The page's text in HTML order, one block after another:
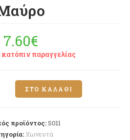
7.60€
κατόπιν παραγγελίας
ΣΤΟ ΚΑΛΆΘΙ
προϊόντος:S011
Χωνευτά